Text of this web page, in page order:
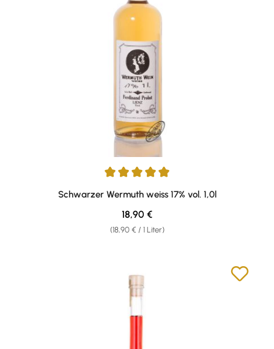
Durchschnittliche Bewertung von 4.95 von 5 Sternen
Schwarzer Wermuth weiss 17% vol. 1,0l
(18,90 € / 1 Liter)
Regulärer Preis:
18,90 €